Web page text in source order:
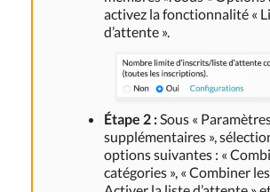
activez la fonctionnalité «
d’attente ».
Étape 2 :Sous «
supplémentaires »,
options suivantes : «
catégories », « Combiner les